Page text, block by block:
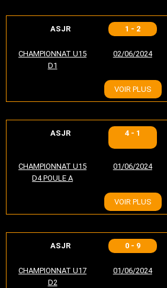
ASJR 1 - 2
CHAMPIONNAT U15
D1
02/06/2024
VOIR PLUS
ASJR 4 - 1
CHAMPIONNAT U15
D4 POULE A
01/06/2024
VOIR PLUS
ASJR 0 - 9
CHAMPIONNAT U17
D2
01/06/2024